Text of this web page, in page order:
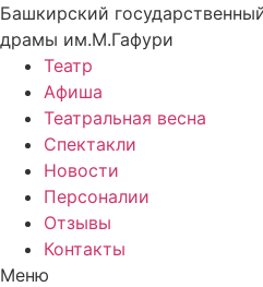
Башкирский
драмы им.М.Гафури
Театр
Афиша
Театральная весна
Спектакли
Новости
Персоналии
Отзывы
Контакты
Меню